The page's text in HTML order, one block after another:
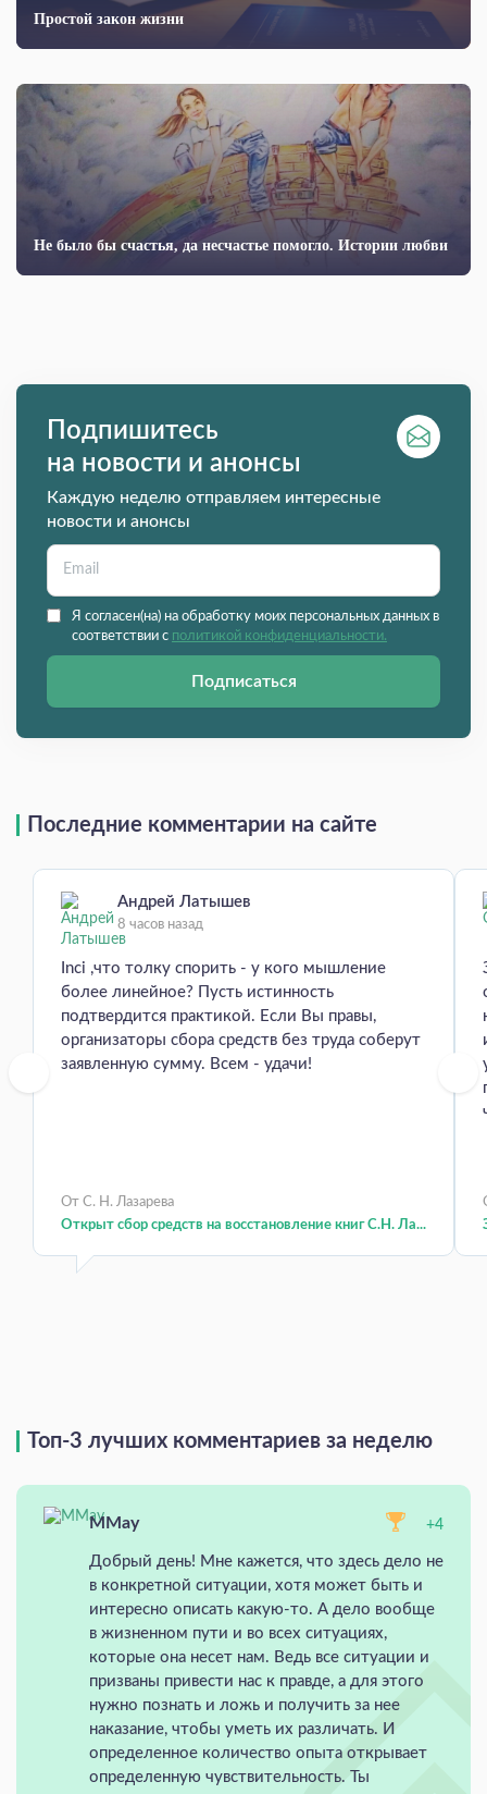
Простой закон жизни
Не было бы счастья, да несчастье помогло. Истории любви
Подпишитесь
на новости и анонсы
Каждую неделю отправляем интересные
новости и анонсы
Я согласен(на) на обработку моих персональных данных в
соответствии с политикой конфиденциальности.
Подписаться
Последние комментарии на сайте
Андрей Латышев
8 часов назад
Inci ,что толку спорить - у кого мышление
более линейное? Пусть истинность
подтвердится практикой. Если Вы правы,
организаторы сбора средств без труда соберут
заявленную сумму. Всем - удачи!
От С. Н. Лазарева
Открыт сбор средств на восстановление книг С.Н. Ла...
Топ-3 лучших комментариев за неделю
MMay +4
Добрый день! Мне кажется, что здесь дело не
в конкретной ситуации, хотя может быть и
интересно описать какую-то. А дело вообще
в жизненном пути и во всех ситуациях,
которые она несет нам. Ведь все ситуации и
призваны привести нас к правде, а для этого
нужно познать и ложь и получить за нее
наказание, чтобы уметь их различать. И
определенное количество опыта открывает
определенную чувствительность. Ты